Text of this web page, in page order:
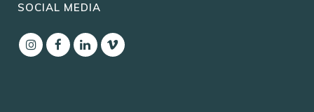
SOCIAL MEDIA